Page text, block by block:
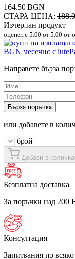
164.50 BGN
СТАРА ЦЕНА:
Изчерпан продукт
оценен с 5.00 от 5.00 от
BGN месечно с
Направете бърза
Бърза поръчка
или добавете в
брой
Добави в
Безплатна доставка
За поръчки над 200
Консултация
Запитвания по